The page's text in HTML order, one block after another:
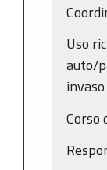
Uso
auto/
Corso